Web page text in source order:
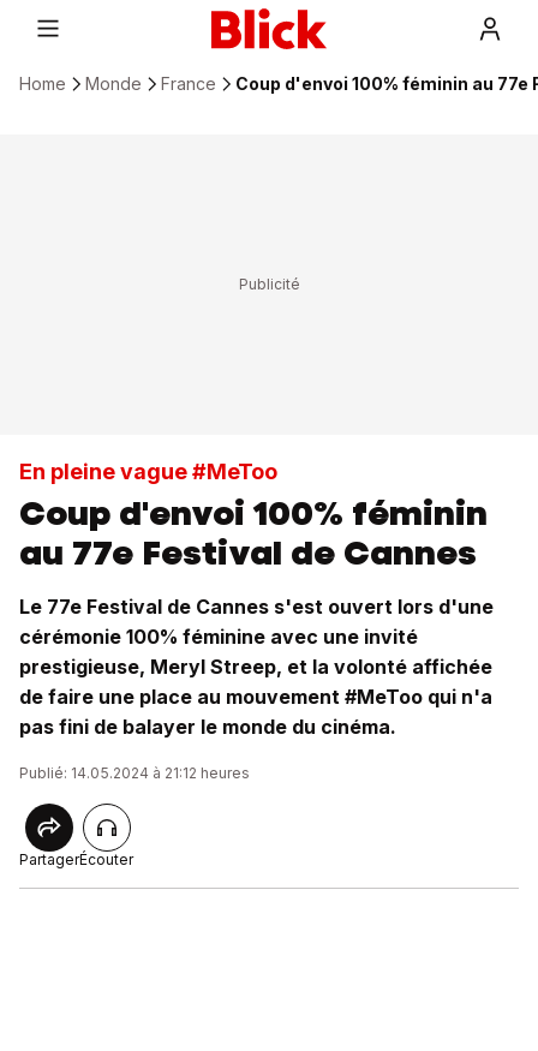
Home Monde France Coup d'envoi 100% féminin au
En pleine vague #MeToo
Coup d'envoi 100% féminin
au 77e Festival de Cannes
Le 77e Festival de Cannes s'est ouvert lors d'une
cérémonie 100% féminine avec une invité
prestigieuse, Meryl Streep, et la volonté affichée
de faire une place au mouvement #MeToo qui n'a
pas fini de balayer le monde du cinéma.
Publié: 14.05.2024 à 21:12 heures
PartagerÉcouter